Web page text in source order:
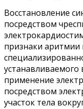
Восстановление
посредством
признаки аритмии
применение
посредством
участок тела